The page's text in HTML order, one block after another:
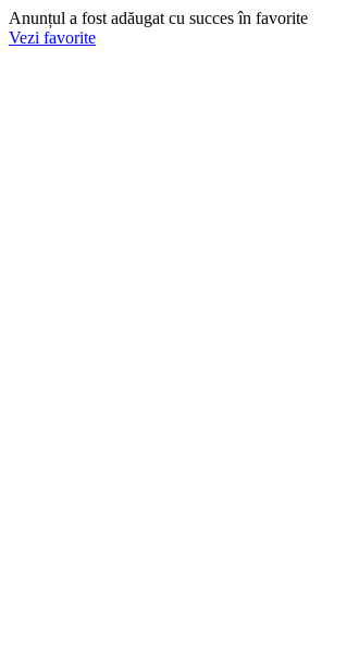
Anunțul a fost adăugat cu succes în favorite
Vezi favorite